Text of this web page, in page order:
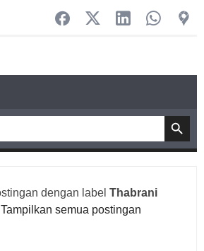
dengan label Thabrani
Tampilkan semua postingan